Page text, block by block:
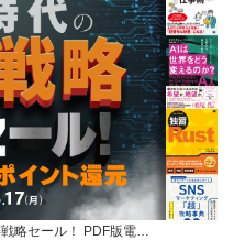
略セール！ PDF版電…